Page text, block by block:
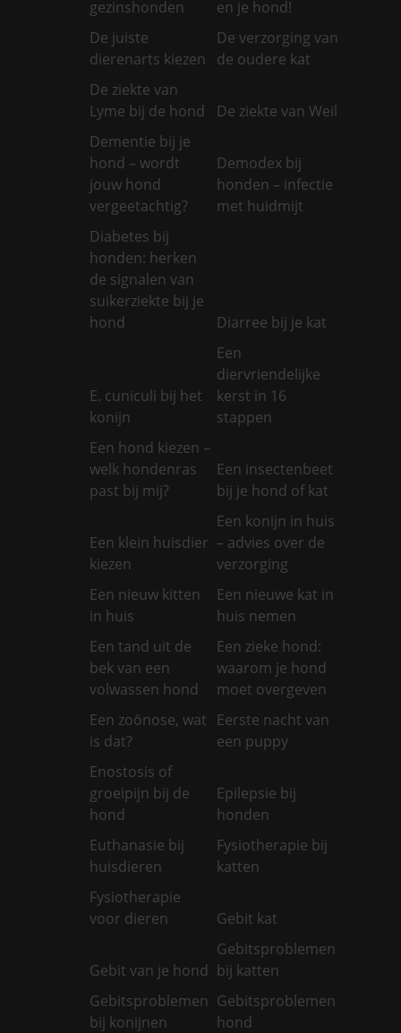
gezinshonden
en je hond!
De juiste
dierenarts kiezen
De verzorging van
de oudere kat
De ziekte van
Lyme bij de hond
De ziekte van Weil
Dementie bij je
hond – wordt
jouw hond
vergeetachtig?
Demodex bij
honden – infectie
met huidmijt
Diabetes bij
honden: herken
de signalen van
suikerziekte bij je
hond
Diarree bij je kat
E. cuniculi bij het
konijn
Een
diervriendelijke
kerst in 16
stappen
Een hond kiezen –
welk hondenras
past bij mij?
Een insectenbeet
bij je hond of kat
Een klein huisdier
kiezen
Een konijn in huis
– advies over de
verzorging
Een nieuw kitten
in huis
Een nieuwe kat in
huis nemen
Een tand uit de
bek van een
volwassen hond
Een zieke hond:
waarom je hond
moet overgeven
Een zoönose, wat
is dat?
Eerste nacht van
een puppy
Enostosis of
groeipijn bij de
hond
Epilepsie bij
honden
Euthanasie bij
huisdieren
Fysiotherapie bij
katten
Fysiotherapie
voor dieren
Gebit kat
Gebit van je hond
Gebitsproblemen
bij katten
Gebitsproblemen
bij konijnen
Gebitsproblemen
hond